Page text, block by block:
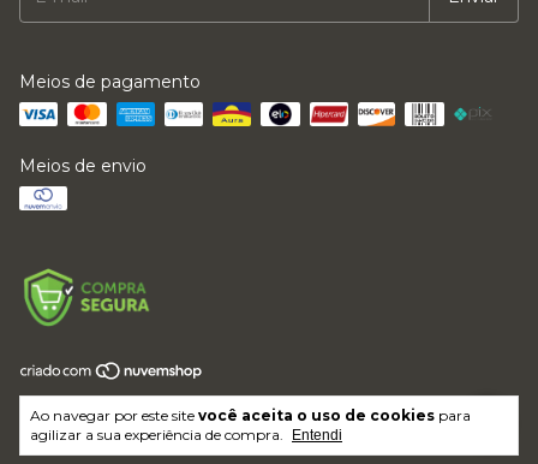
Ao navegar por este site você aceita o uso de cookies para
agilizar a sua experiência de compra.
Entendi
Meios de pagamento
Meios de envio
Copyright LFMVKJ ROUPAS E ACESSORIOS LTDA - 64017614000169 -
2026. Todos os direitos reservados.